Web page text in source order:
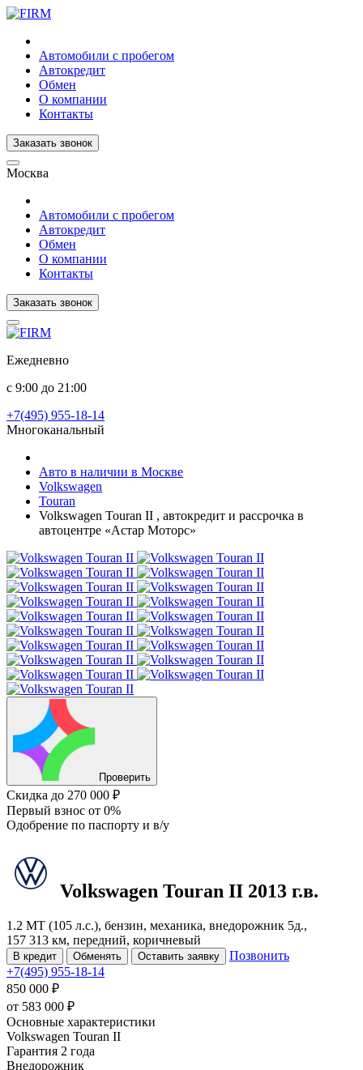
Автомобили с пробегом
Автокредит
Обмен
О компании
Контакты
Заказать звонок
Москва
Автомобили с пробегом
Автокредит
Обмен
О компании
Контакты
Заказать звонок
Ежедневно
с 9:00 до 21:00
+7(495) 955-18-14
Многоканальный
Авто в наличии в Москве
Volkswagen
Touran
Volkswagen Touran II , автокредит и рассрочка в
автоцентре «Астар Моторс»
Проверить
Скидка до 270 000 ₽
Первый взнос от 0%
Одобрение по паспорту и в/у
Volkswagen Touran II 2013 г.в.
1.2 MT (105 л.с.), бензин, механика, внедорожник 5д.,
157 313 км, передний, коричневый
В кредит Обменять Оставить заявку
Позвонить
+7(495) 955-18-14
850 000 ₽
от 583 000 ₽
Основные характеристики
Volkswagen Touran II
Гарантия 2 года
Внедорожник